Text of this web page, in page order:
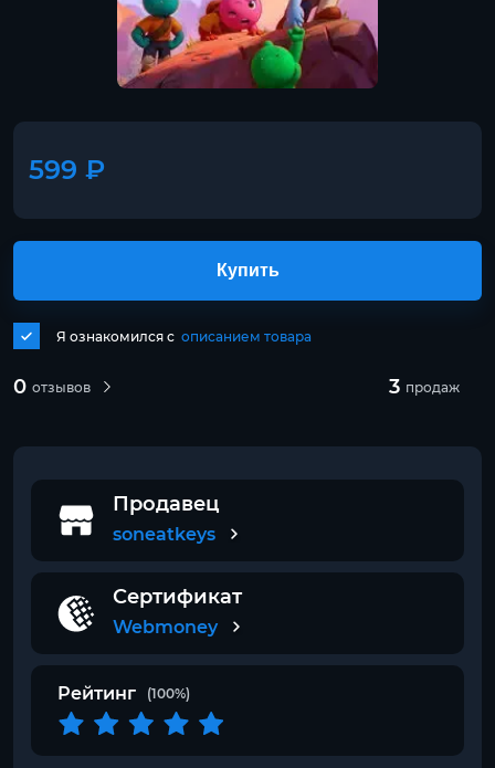
599 ₽
0 отзывов 3 продаж
Я ознакомился с описанием товара
Купить
Продавец
soneatkeys
Сертификат
Webmoney
Рейтинг (100%)